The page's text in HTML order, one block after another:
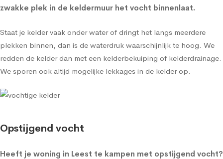
zwakke plek in de keldermuur het vocht binnenlaat.
Staat je kelder vaak onder water of dringt het langs meerdere
plekken binnen, dan is de waterdruk waarschijnlijk te hoog. We
redden de kelder dan met een kelderbekuiping of kelderdrainage.
We sporen ook altijd mogelijke lekkages in de kelder op.
Opstijgend vocht
Heeft je woning in Leest te kampen met opstijgend vocht?